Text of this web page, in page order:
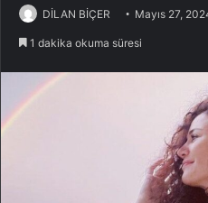
DİLAN BİÇER Mayıs 27,
1 dakika okuma süresi